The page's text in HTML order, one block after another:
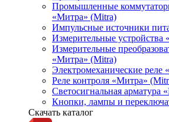
Промышленные
«Митра» (Mitra)
Импульсные источники
Измерительные устройства
Измерительные
«Митра» (Mitra)
Электромеханические реле
Реле контроля «Митра»
Светосигнальная арматура
Кнопки, лампы и
Скачать каталог